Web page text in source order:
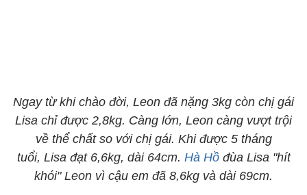
Ngay từ khi chào đời, Leon đã nặng 3kg còn chị gái
Lisa chỉ được 2,8kg. Càng lớn, Leon càng vượt trội
về thể chất so với chị gái. Khi được 5 tháng
tuổi, Lisa đạt 6,6kg, dài 64cm. Hà Hồđùa Lisa "hít
khói" Leon vì cậu em đã 8,6kg và dài 69cm.